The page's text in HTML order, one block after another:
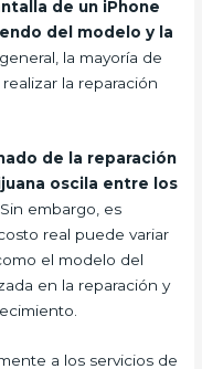
de un iPhone
del modelo y la
la mayoría de
la reparación
de la reparación
oscila entre los
Sin embargo, es
real puede variar
el modelo del
en la reparación y
a los servicios de